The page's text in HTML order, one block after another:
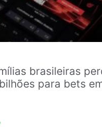
brasileiras
para bets